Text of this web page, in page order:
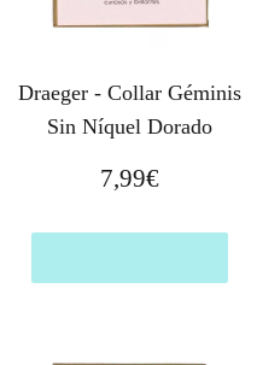
Draeger - Collar Géminis
Sin Níquel Dorado
7,99€